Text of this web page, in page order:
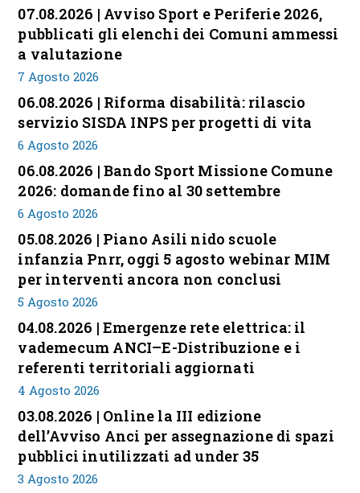
07.08.2026 | Avviso Sport e Periferie 2026,
pubblicati gli elenchi dei Comuni ammessi
a valutazione
7 Agosto 2026
06.08.2026 | Riforma disabilità: rilascio
servizio SISDA INPS per progetti di vita
6 Agosto 2026
06.08.2026 | Bando Sport Missione Comune
2026: domande fino al 30 settembre
6 Agosto 2026
05.08.2026 | Piano Asili nido scuole
infanzia Pnrr, oggi 5 agosto webinar MIM
per interventi ancora non conclusi
5 Agosto 2026
04.08.2026 | Emergenze rete elettrica: il
vademecum ANCI–E-Distribuzione e i
referenti territoriali aggiornati
4 Agosto 2026
03.08.2026 | Online la III edizione
dell’Avviso Anci per assegnazione di spazi
pubblici inutilizzati ad under 35
3 Agosto 2026